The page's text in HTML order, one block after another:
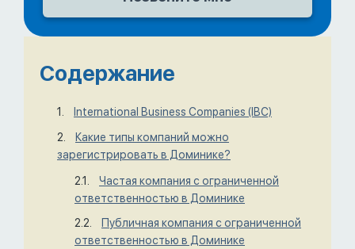
Содержание
International Business Companies (IBC)
Какие типы компаний можно
зарегистрировать в Доминике?
Частая компания с ограниченной
ответственностью в Доминике
Публичная компания с ограниченной
ответственностью в Доминике